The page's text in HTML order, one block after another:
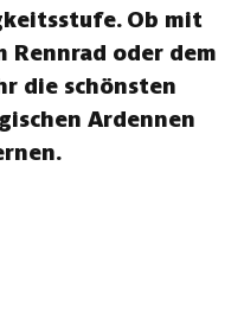
Ob mit
Rennrad oder dem
die schönsten
Ardennen